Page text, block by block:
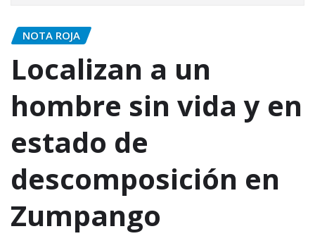
NOTA ROJA
Localizan a un
hombre sin vida y en
estado de
descomposición en
Zumpango